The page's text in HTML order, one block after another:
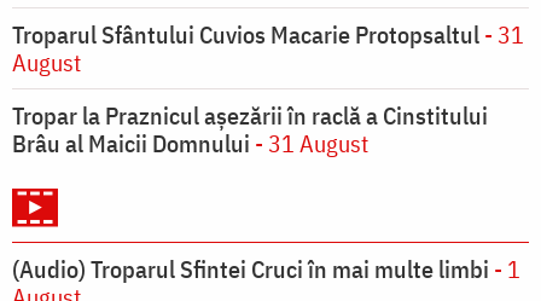
Troparul Sfântului Cuvios Macarie Protopsaltul- 31
August
Tropar la Praznicul aşezării în raclă a Cinstitului
Brâu al Maicii Domnului - 31 August
(Audio) Troparul Sfintei Cruci în mai multe limbi - 1